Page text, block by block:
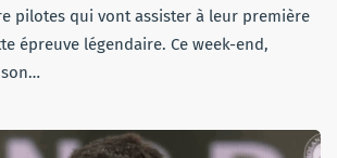
pilotes qui vont assister à leur première
épreuve légendaire. Ce week-end,
son…